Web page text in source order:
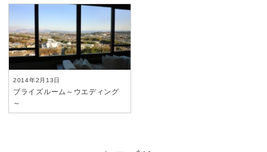
2014年2月13日
ブライズルーム～ウエディング
～